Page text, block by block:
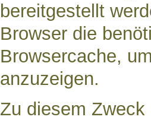
bereitgestellt
Browser die
Browsercache,
anzuzeigen.
Zu diesem